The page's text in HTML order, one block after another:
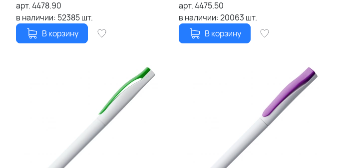
арт.4478.90
в наличии: 52385шт.
В корзину
арт.4475.50
в наличии:20063 шт.
В корзину